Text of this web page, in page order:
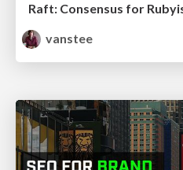
Raft: Consensus for
vanstee